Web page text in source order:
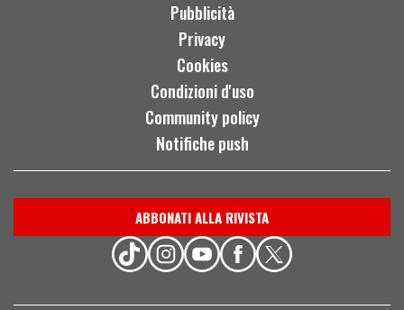
Pubblicità
Privacy
Cookies
Condizioni d'uso
Community policy
Notifiche push
ABBONATI ALLA RIVISTA